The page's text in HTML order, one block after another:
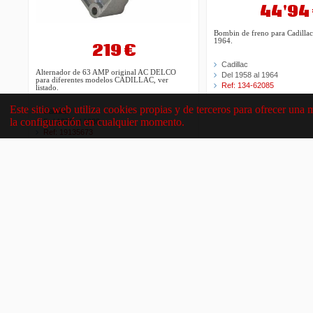
219 €
Alternador de 63 AMP original AC DELCO
para diferentes modelos CADILLAC, ver
listado.
Cadillac
Del 1973 al 1980
Ref: 19135673
44'94
Bombin de freno para
1964.
Cadillac
Del 1958 al 1964
Ref: 134-62085
Este sitio web utiliza cookies propias y de terceros para ofrecer una
la configuración en cualquier momento.